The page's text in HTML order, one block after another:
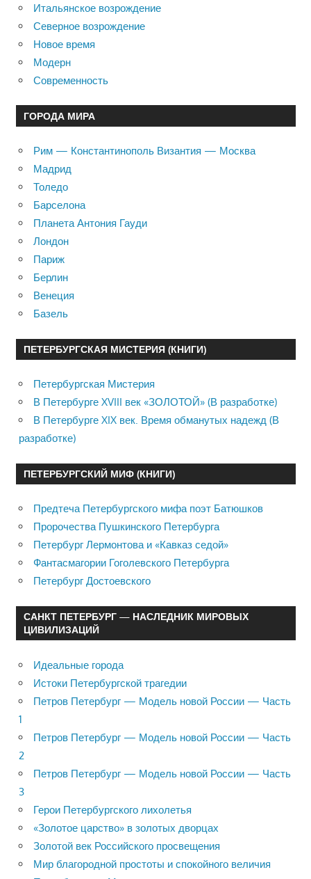
Итальянское возрождение
Северное возрождение
Новое время
Модерн
Современность
ГОРОДА МИРА
Рим — Константинополь Византия — Москва
Мадрид
Толедо
Барселона
Планета Антония Гауди
Лондон
Париж
Берлин
Венеция
Базель
ПЕТЕРБУРГСКАЯ МИСТЕРИЯ (КНИГИ)
Петербургская Мистерия
В Петербурге XVIII век «ЗОЛОТОЙ» (В разработке)
В Петербурге XIX век. Время обманутых надежд (В
разработке)
ПЕТЕРБУРГСКИЙ МИФ (КНИГИ)
Предтеча Петербургского мифа поэт Батюшков
Пророчества Пушкинского Петербурга
Петербург Лермонтова и «Кавказ седой»
Фантасмагории Гоголевского Петербурга
Петербург Достоевского
САНКТ ПЕТЕРБУРГ — НАСЛЕДНИК МИРОВЫХ
ЦИВИЛИЗАЦИЙ
Идеальные города
Истоки Петербургской трагедии
Петров Петербург — Модель новой России — Часть
1
Петров Петербург — Модель новой России — Часть
2
Петров Петербург — Модель новой России — Часть
3
Герои Петербургского лихолетья
«Золотое царство» в золотых дворцах
Золотой век Российского просвещения
Мир благородной простоты и спокойного величия